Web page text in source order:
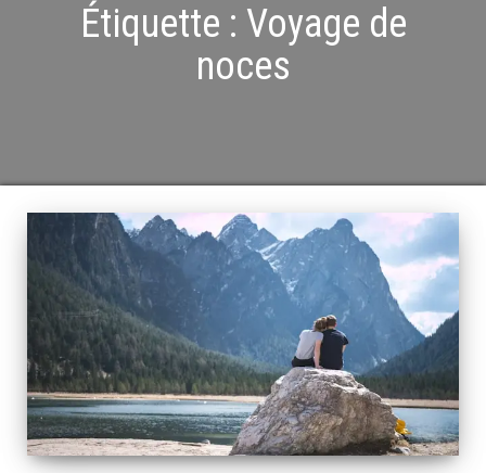
Étiquette : Voyage de
noces